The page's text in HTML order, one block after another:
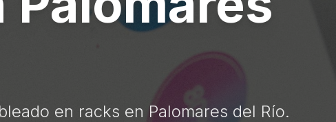
en racks en Palomares del Río.